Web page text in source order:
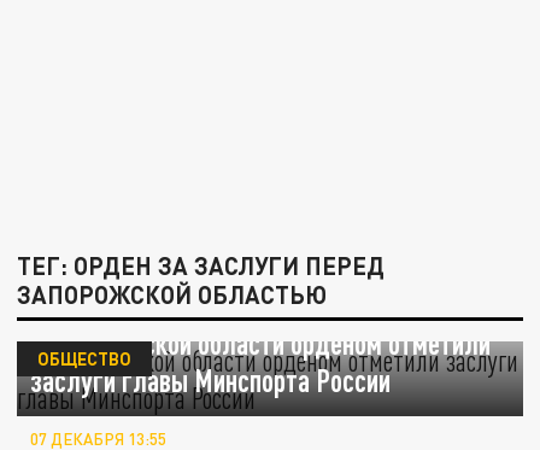
ТЕГ: ОРДЕН ЗА ЗАСЛУГИ ПЕРЕД
ЗАПОРОЖСКОЙ ОБЛАСТЬЮ
В Запорожской области орденом отметили
заслуги главы Минспорта России
ОБЩЕСТВО
07 ДЕКАБРЯ 13:55